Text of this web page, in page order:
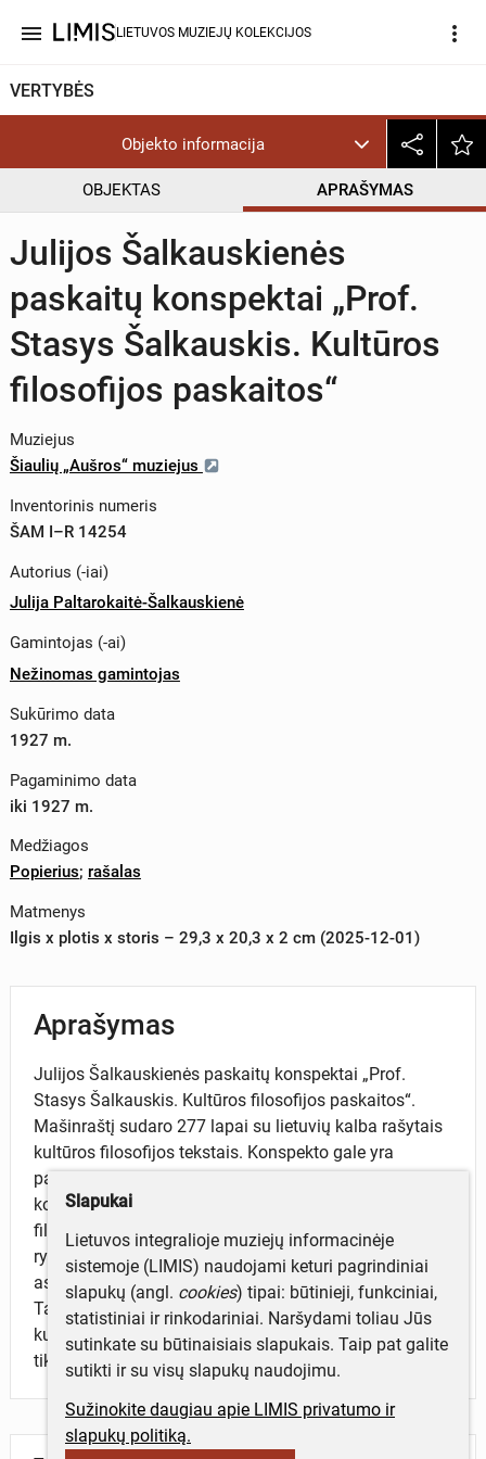
menu LIETUVOS MUZIEJŲ KOLEKCIJOS more_vert
VERTYBĖS
Objekto informacija
OBJEKTAS APRAŠYMAS
Julijos Šalkauskienės
paskaitų konspektai „Prof.
Stasys Šalkauskis. Kultūros
filosofijos paskaitos“
Muziejus
Šiaulių „Aušros“ muziejus
Inventorinis numeris
ŠAM I–R 14254
Autorius (-iai)
Julija Paltarokaitė-Šalkauskienė
Gamintojas (-ai)
Nežinomas gamintojas
Sukūrimo data
1927 m.
Pagaminimo data
iki 1927 m.
Medžiagos
Popierius; rašalas
Matmenys
Ilgis x plotis x storis – 29,3 x 20,3 x 2 cm (2025-12-01)
Aprašymas
Julijos Šalkauskienės paskaitų konspektai „Prof.
Stasys Šalkauskis. Kultūros filosofijos paskaitos“.
Mašinraštį sudaro 277 lapai su lietuvių kalba rašytais
kultūros filosofijos tekstais. Konspekto gale yra
pateiktas turinys, iš kurio galima spręsti, kad paskaitų
konspektai apima kultūros filosofijos įvadą, kultūros
filosofijos ir pedagogikos santykį, kultūros ir religijos
ryšį ir kt. Konspektuose nagrinėjamas individo ir
asmens, masės ir individo, masės ir asmens ryšys.
Taip pat tekstuose analizuojamos materialinės
kultūros priežastys, kultūros tipai (lytys), kultūros
tikslai ir išviršinis kultūros tikslingumas.
Slapukai
Lietuvos integralioje muziejų informacinėje
sistemoje (LIMIS) naudojami keturi pagrindiniai
slapukų (angl. cookies) tipai: būtinieji, funkciniai,
statistiniai ir rinkodariniai. Naršydami toliau Jūs
sutinkate su būtinaisiais slapukais. Taip pat galite
sutikti ir su visų slapukų naudojimu.
Sužinokite daugiau apie LIMIS privatumo ir
slapukų politiką.